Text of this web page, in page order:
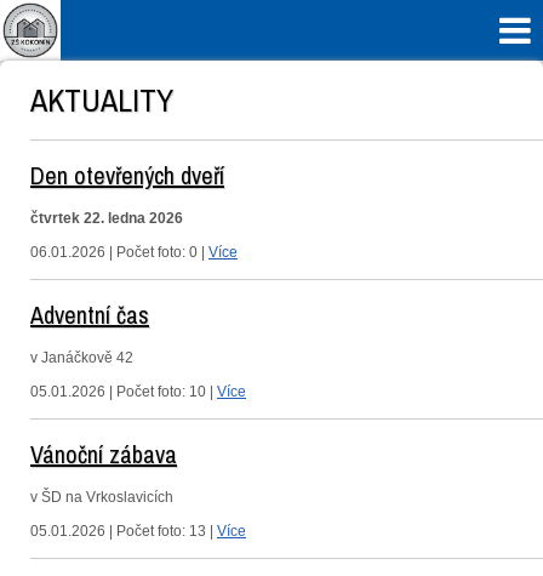
AKTUALITY
Den otevřených dveří
čtvrtek 22. ledna 2026
06.01.2026 | Počet foto: 0 | Více
Adventní čas
v Janáčkově 42
05.01.2026 | Počet foto: 10 | Více
Vánoční zábava
v ŠD na Vrkoslavicích
05.01.2026 | Počet foto: 13 | Více
